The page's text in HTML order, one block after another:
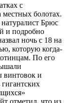
с
болотах.
Брюс
и подробно
ночь с 18 на
которую когда-
По его
винтовок и
отметил, что из